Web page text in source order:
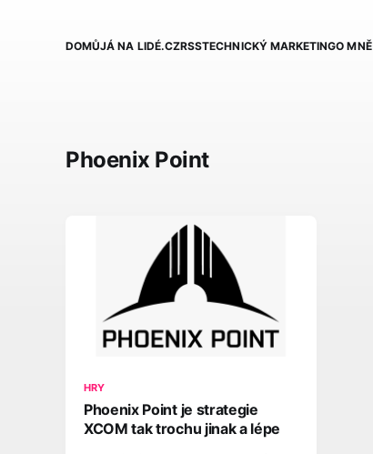
DOMŮJÁ NA LIDÉ.CZRSSTECHNICKÝ MARKETINGO MNĚ
Phoenix Point
HRY
Phoenix Point je strategie
XCOM tak trochu jinak a lépe